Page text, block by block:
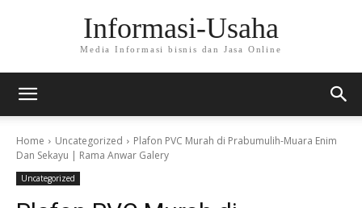
Informasi-Usaha
Media Informasi bisnis dan Jasa Online
Home Uncategorized
Plafon PVC Murah di Prabumulih-Muara Enim
Dan Sekayu | Rama Anwar Galery
Uncategorized